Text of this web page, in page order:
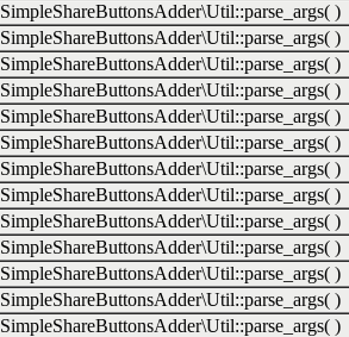
SimpleShareButtonsAdder\Util::parse_args( )
SimpleShareButtonsAdder\Util::parse_args( )
SimpleShareButtonsAdder\Util::parse_args( )
SimpleShareButtonsAdder\Util::parse_args( )
SimpleShareButtonsAdder\Util::parse_args( )
SimpleShareButtonsAdder\Util::parse_args( )
SimpleShareButtonsAdder\Util::parse_args( )
SimpleShareButtonsAdder\Util::parse_args( )
SimpleShareButtonsAdder\Util::parse_args( )
SimpleShareButtonsAdder\Util::parse_args( )
SimpleShareButtonsAdder\Util::parse_args( )
SimpleShareButtonsAdder\Util::parse_args( )
SimpleShareButtonsAdder\Util::parse_args( )